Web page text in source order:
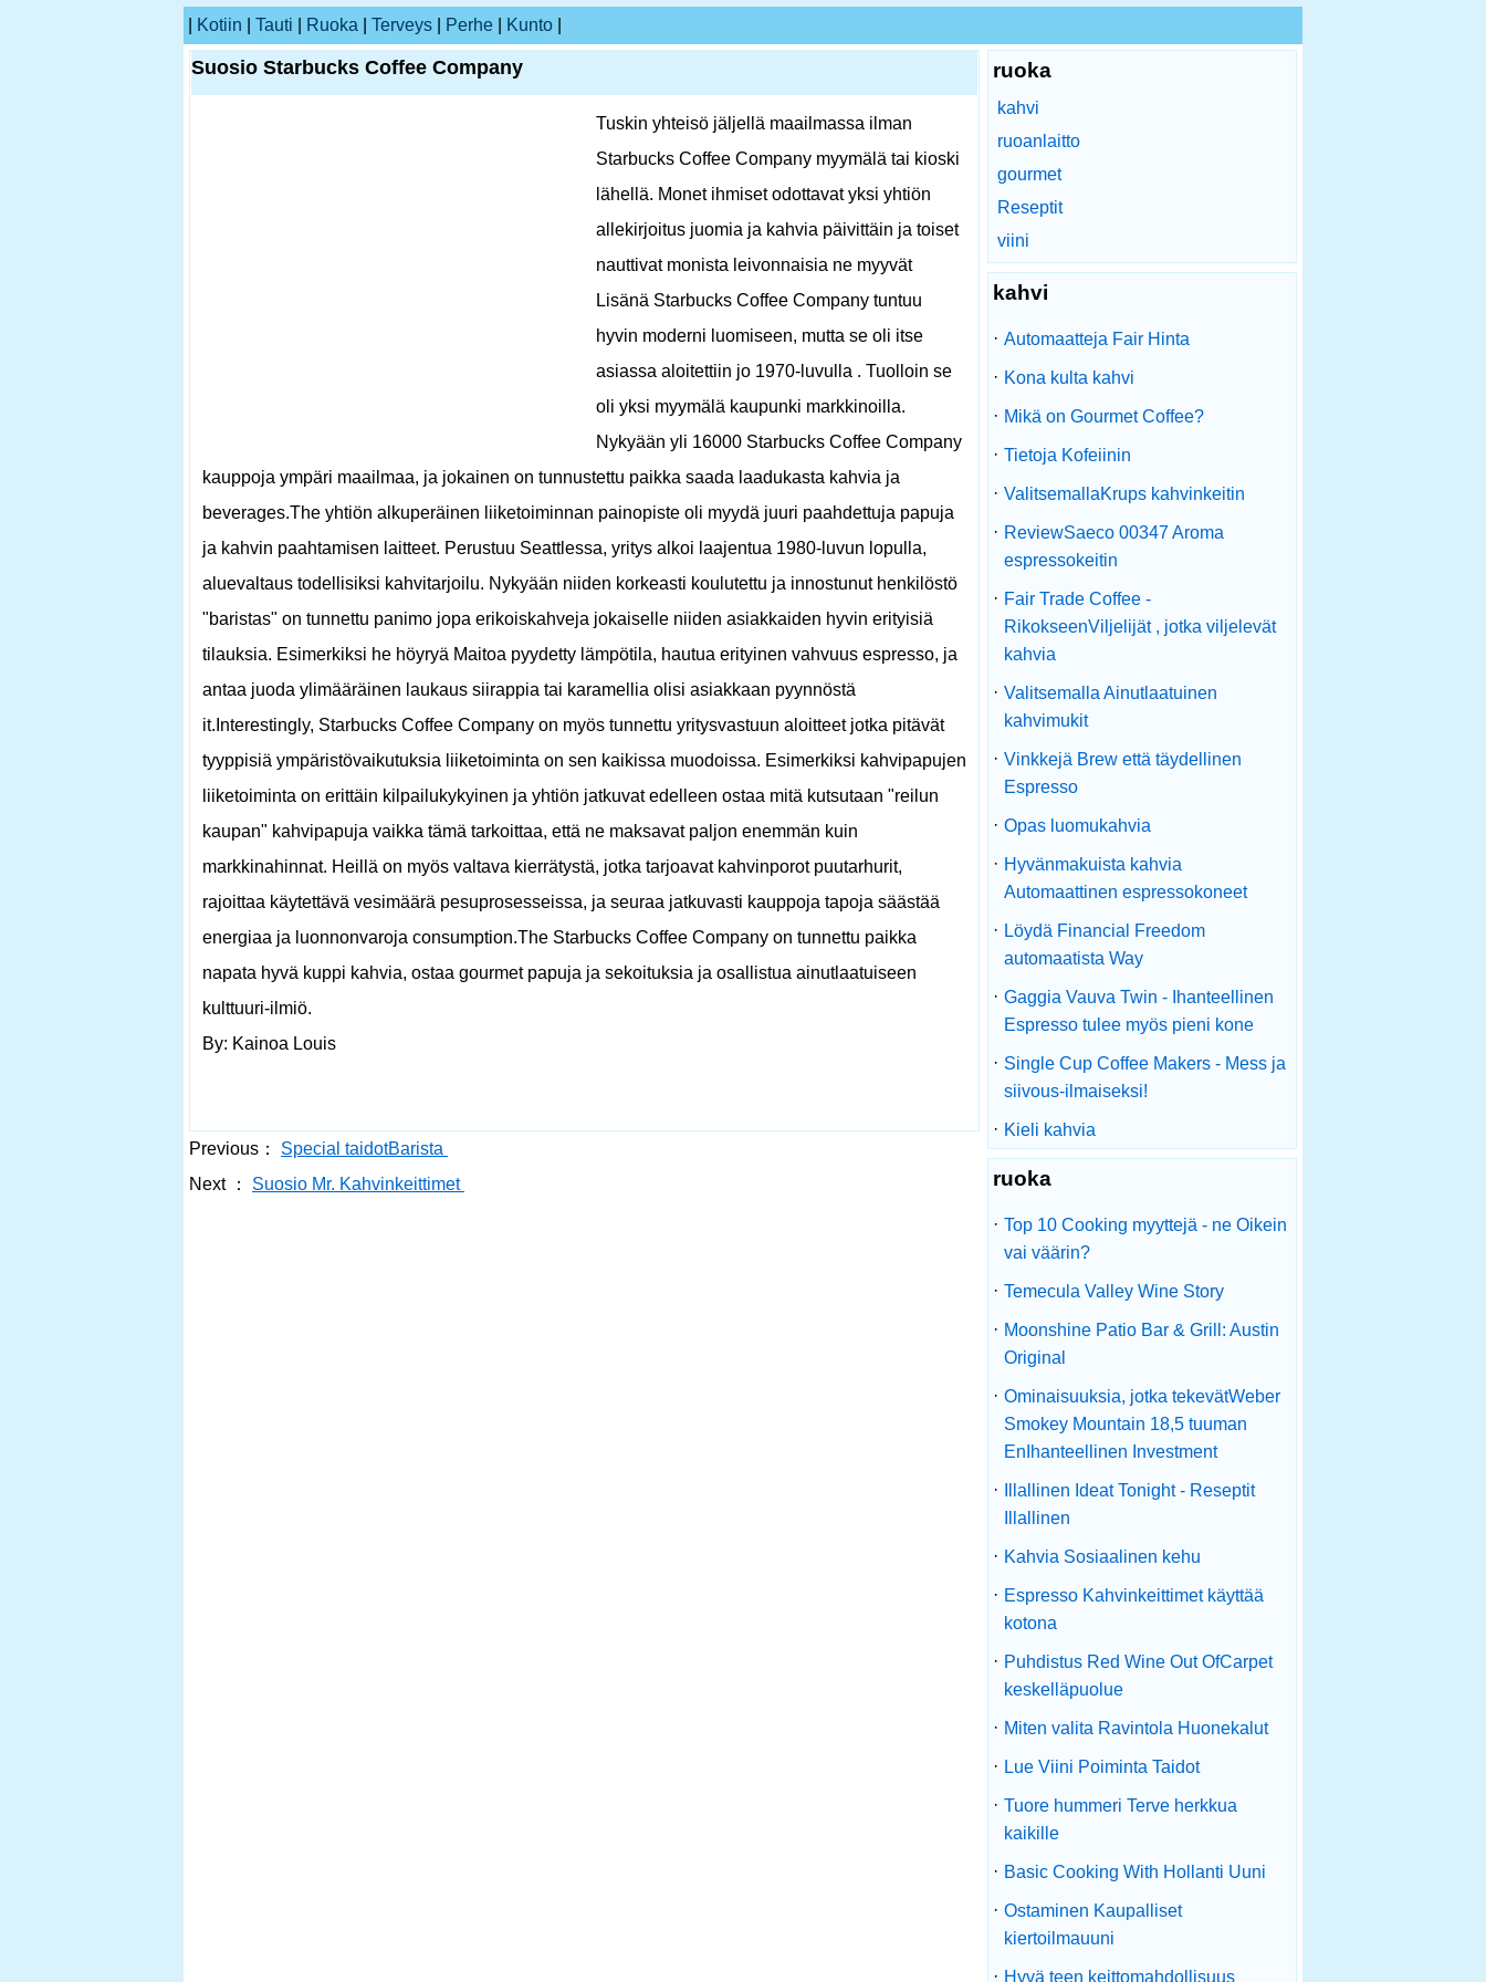
Kotiin Tauti Ruoka Terveys Perhe Kunto
Suosio Starbucks Coffee Company
Tuskin yhteisö jäljellä maailmassa ilman
Starbucks Coffee Company myymälä tai kioski
lähellä. Monet ihmiset odottavat yksi yhtiön
allekirjoitus juomia ja kahvia päivittäin ja toiset
nauttivat monista leivonnaisia ​​ne myyvät
Lisänä Starbucks Coffee Company tuntuu
hyvin moderni luomiseen, mutta se oli itse
asiassa aloitettiin jo 1970-luvulla . Tuolloin se
oli yksi myymälä kaupunki markkinoilla.
Nykyään yli 16000 Starbucks Coffee Company
kauppoja ympäri maailmaa, ja jokainen on tunnustettu paikka saada laadukasta kahvia ja
beverages.The yhtiön alkuperäinen liiketoiminnan painopiste oli myydä juuri paahdettuja papuja
ja kahvin paahtamisen laitteet. Perustuu Seattlessa, yritys alkoi laajentua 1980-luvun lopulla,
aluevaltaus todellisiksi kahvitarjoilu. Nykyään niiden korkeasti koulutettu ja innostunut henkilöstö
"baristas" on tunnettu panimo jopa erikoiskahveja jokaiselle niiden asiakkaiden hyvin erityisiä
tilauksia. Esimerkiksi he höyryä Maitoa pyydetty lämpötila, hautua erityinen vahvuus espresso, ja
antaa juoda ylimääräinen laukaus siirappia tai karamellia olisi asiakkaan pyynnöstä
it.Interestingly, Starbucks Coffee Company on myös tunnettu yritysvastuun aloitteet jotka pitävät
tyyppisiä ympäristövaikutuksia liiketoiminta on sen kaikissa muodoissa. Esimerkiksi kahvipapujen
liiketoiminta on erittäin kilpailukykyinen ja yhtiön jatkuvat edelleen ostaa mitä kutsutaan "reilun
kaupan" kahvipapuja vaikka tämä tarkoittaa, että ne maksavat paljon enemmän kuin
markkinahinnat. Heillä on myös valtava kierrätystä, jotka tarjoavat kahvinporot puutarhurit,
rajoittaa käytettävä vesimäärä pesuprosesseissa, ja seuraa jatkuvasti kauppoja tapoja säästää
energiaa ja luonnonvaroja consumption.The Starbucks Coffee Company on tunnettu paikka
napata hyvä kuppi kahvia, ostaa gourmet papuja ja sekoituksia ja osallistua ainutlaatuiseen
kulttuuri-ilmiö.
By: Kainoa Louis
Previous：
Special taidotBarista
Next ：
Suosio Mr. Kahvinkeittimet
ruoka
kahvi
ruoanlaitto
gourmet
Reseptit
viini
kahvi
· Automaatteja Fair Hinta
· Kona kulta kahvi
· Mikä on Gourmet Coffee?
· Tietoja Kofeiinin
· ValitsemallaKrups kahvinkeitin
· ReviewSaeco 00347 Aroma
espressokeitin
· Fair Trade Coffee -
RikokseenViljelijät , jotka viljelevät
kahvia
· Valitsemalla Ainutlaatuinen
kahvimukit
· Vinkkejä Brew että täydellinen
Espresso
· Opas luomukahvia
· Hyvänmakuista kahvia
Automaattinen espressokoneet
· Löydä Financial Freedom
automaatista Way
· Gaggia Vauva Twin - Ihanteellinen
Espresso tulee myös pieni kone
· Single Cup Coffee Makers - Mess ja
siivous-ilmaiseksi!
· Kieli kahvia
ruoka
· Top 10 Cooking myyttejä - ne Oikein
vai väärin?
· Temecula Valley Wine Story
· Moonshine Patio Bar & Grill: Austin
Original
· Ominaisuuksia, jotka tekevätWeber
Smokey Mountain 18,5 tuuman
EnIhanteellinen Investment
·
Illallinen Ideat Tonight - Reseptit
Illallinen
· Kahvia Sosiaalinen kehu
· Espresso Kahvinkeittimet käyttää
kotona
· Puhdistus Red Wine Out OfCarpet
keskelläpuolue
· Miten valita Ravintola Huonekalut
· Lue Viini Poiminta Taidot
· Tuore hummeri Terve herkkua
kaikille
· Basic Cooking With Hollanti Uuni
· Ostaminen Kaupalliset
kiertoilmauuni
· Hyvä teen keittomahdollisuus